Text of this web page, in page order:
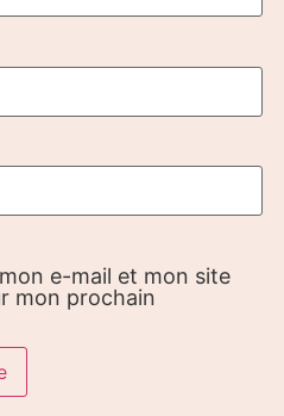
e-mail et mon site
mon prochain